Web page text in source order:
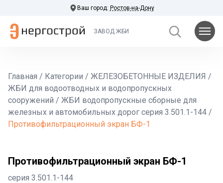
Ваш город: Ростов-на-Дону
ЗАВОД ЖБИ
Главная / Категории / ЖЕЛЕЗОБЕТОННЫЕ ИЗДЕЛИЯ /
ЖБИ для водоотводных и водопропускных
сооружений / ЖБИ водопропускные сборные для
железных и автомобильных дорог серия 3.501.1-144 /
Противофильтрационный экран БФ-1
Противофильтрационный экран БФ-1
серия 3.501.1-144